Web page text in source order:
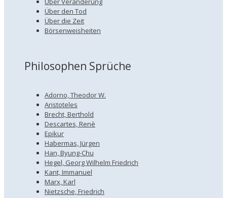
Über den Tod
Über die Zeit
Börsenweisheiten
Philosophen Sprüche
Adorno, Theodor W.
Aristoteles
Brecht, Berthold
Descartes, Renè
Epikur
Habermas, Jürgen
Han, Byung-Chu
Hegel, Georg Wilhelm Friedrich
Kant, Immanuel
Marx, Karl
Nietzsche, Friedrich